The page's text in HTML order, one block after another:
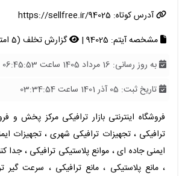
آدرس کوتاه: https://sellfree.ir/94025
مشخصه آیتم: 94025 |
گزارش تخلف (5 امتیاز)
به روز رسانی: 16 مرداد 1405 ساعت 06:45:53
تاریخ ثبت: 05 آذر 1401 ساعت 03:34:54
فروشگاه اینترنتی بازار ترافیکی مرکز پخش و
ترافیکی ، تجهیزات ترافیکی شهری ، تجهیزات
ایمنی جاده ای ، موانع پلاستیکی ترافیکی ، جدا
، مانع پلاستیکی ، مانع ترافیکی ، سرعت گیر